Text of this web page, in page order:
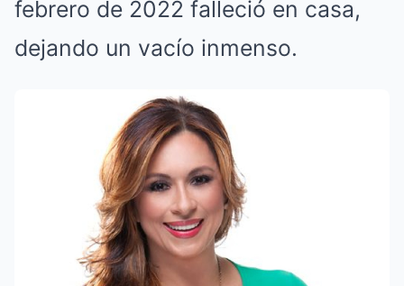
febrero de 2022 falleció en casa,
dejando un vacío inmenso.